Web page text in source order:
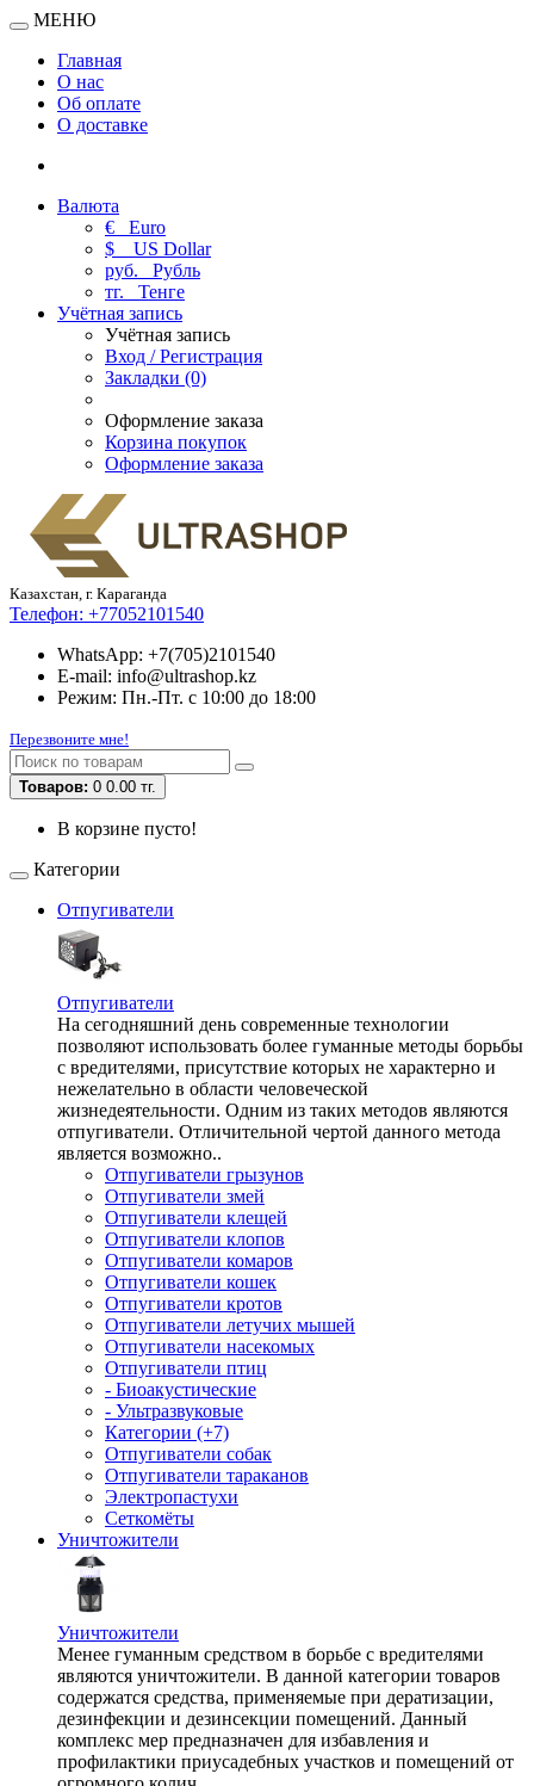
МЕНЮ
Главная
О нас
Об оплате
О доставке
Валюта
€ Euro
$
US Dollar
руб. Рубль
тг. Тенге
Учётная запись
Учётная запись
Вход / Регистрация
Закладки (0)
Оформление заказа
Корзина покупок
Оформление заказа
Казахстан, г. Караганда
Телефон: +77052101540
WhatsApp: +7(705)2101540
E-mail: info@ultrashop.kz
Режим: Пн.-Пт. с 10:00 до 18:00
Перезвоните мне!
Товаров: 0 0.00 тг.
В корзине пусто!
Категории
Отпугиватели
Отпугиватели
На сегодняшний день современные технологии
позволяют использовать более гуманные методы борьбы
с вредителями, присутствие которых не характерно и
нежелательно в области человеческой
жизнедеятельности. Одним из таких методов являются
отпугиватели. Отличительной чертой данного метода
является возможно..
Отпугиватели грызунов
Отпугиватели змей
Отпугиватели клещей
Отпугиватели клопов
Отпугиватели комаров
Отпугиватели кошек
Отпугиватели кротов
Отпугиватели летучих мышей
Отпугиватели насекомых
Отпугиватели птиц
- Биоакустические
- Ультразвуковые
Категории (+7)
Отпугиватели собак
Отпугиватели тараканов
Электропастухи
Сеткомёты
Уничтожители
Уничтожители
Менее гуманным средством в борьбе с вредителями
являются уничтожители. В данной категории товаров
содержатся средства, применяемые при дератизации,
дезинфекции и дезинсекции помещений. Данный
комплекс мер предназначен для избавления и
профилактики приусадебных участков и помещений от